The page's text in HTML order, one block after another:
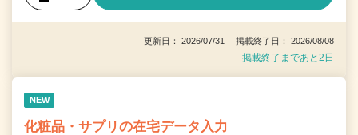
更新日： 2026/07/31 掲載終了日： 2026/08/08
掲載終了まであと2日
NEW
化粧品・サプリの在宅データ入力